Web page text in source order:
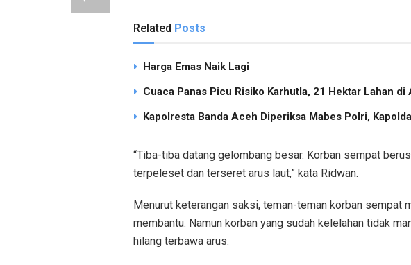
Related Posts
Harga Emas Naik Lagi
Cuaca Panas Picu Risiko Karhutla, 21 Hektar Lahan
Kapolresta Banda Aceh Diperiksa Mabes Polri,
“Tiba-tiba datang gelombang besar. Korban sempat
terpeleset dan terseret arus laut,” kata Ridwan.
Menurut keterangan saksi, teman-teman korban sempat
membantu. Namun korban yang sudah kelelahan tidak
hilang terbawa arus.